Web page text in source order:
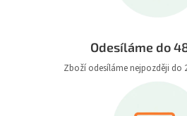
Odesíláme do
Zboží odesíláme nejpozději do